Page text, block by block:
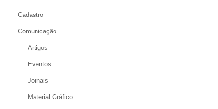
Cadastro
Comunicação
Artigos
Eventos
Jornais
Material Gráfico